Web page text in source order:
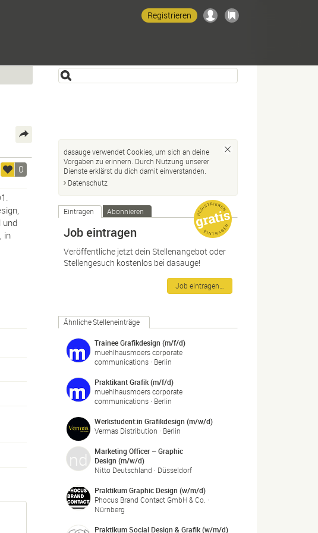
Registrieren
0
und
in
dasauge verwendet Cookies, um sich an deine
Vorgaben zu erinnern. Durch Nutzung unserer
Dienste erklärst du dich damit einverstanden.
Datenschutz
Eintragen Abonnieren
Job eintragen
Veröffentliche jetzt dein Stellenangebot oder
Stellengesuch kostenlos bei dasauge!
Job eintragen…
Ähnliche Stelleneinträge
Trainee Grafikdesign (m/f/d)
muehlhausmoers corporate
communications · Berlin
Praktikant Grafik (m/f/d)
muehlhausmoers corporate
communications · Berlin
Werkstudent:in Grafikdesign (m/w/d)
Vermas Distribution · Berlin
Marketing Officer – Graphic
Design (m/w/d)
Nitto Deutschland · Düsseldorf
Praktikum Graphic Design (w/m/d)
Phocus Brand Contact GmbH & Co. ·
Nürnberg
Praktikum Social Design & Grafik (w/m/d)